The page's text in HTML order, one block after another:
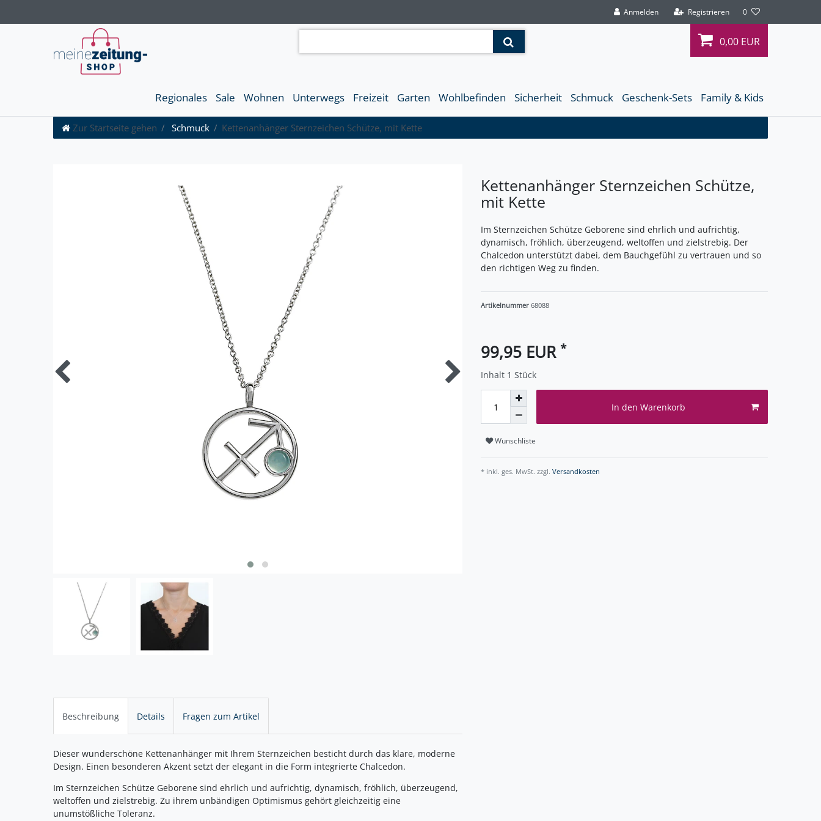
Anmelden Registrieren 0
0,00 EUR
Regionales Sale Wohnen Unterwegs Freizeit Garten Wohlbefinden Sicherheit Schmuck Geschenk-Sets Family & Kids
Zur Startseite gehen Schmuck Kettenanhänger Sternzeichen Schütze, mit Kette
Kettenanhänger Sternzeichen Schütze,
mit Kette
Im Sternzeichen Schütze Geborene sind ehrlich und aufrichtig,
dynamisch, fröhlich, überzeugend, weltoffen und zielstrebig. Der
Chalcedon unterstützt dabei, dem Bauchgefühl zu vertrauen und so
den richtigen Weg zu finden.
Artikelnummer 68088
99,95 EUR *
Inhalt 1 Stück
In den Warenkorb
Wunschliste
* inkl. ges. MwSt. zzgl. Versandkosten
Beschreibung Details Fragen zum Artikel
Dieser wunderschöne Kettenanhänger mit Ihrem Sternzeichen besticht durch das klare, moderne
Design. Einen besonderen Akzent setzt der elegant in die Form integrierte Chalcedon.
Im Sternzeichen Schütze Geborene sind ehrlich und aufrichtig, dynamisch, fröhlich, überzeugend,
weltoffen und zielstrebig. Zu ihrem unbändigen Optimismus gehört gleichzeitig eine
unumstößliche Toleranz.